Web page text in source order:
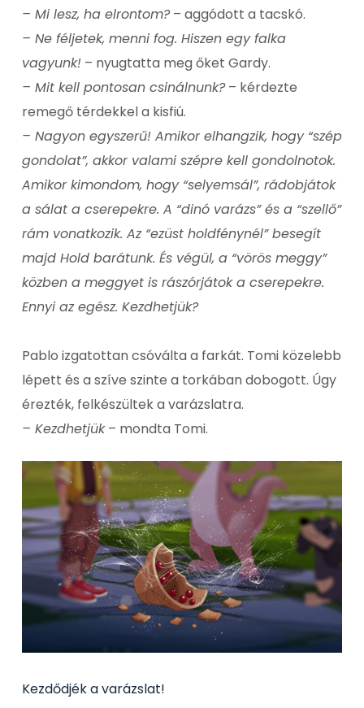
– Mi lesz, ha elrontom?– aggódott a tacskó.
– Ne féljetek, menni fog. Hiszen egy falka
vagyunk!– nyugtatta meg őket Gardy.
– Mit kell pontosan csinálnunk?– kérdezte
remegő térdekkel a kisfiú.
– Nagyon egyszerű! Amikor elhangzik, hogy “szép
gondolat”, akkor valami szépre kell gondolnotok.
Amikor kimondom, hogy “selyemsál”, rádobjátok
a sálat a cserepekre. A “dinó varázs” és a “szellő”
rám vonatkozik. Az “ezüst holdfénynél” besegít
majd Hold barátunk. És végül, a “vörös meggy”
közben a meggyet is rászórjátok a cserepekre.
Ennyi az egész. Kezdhetjük?
Pablo izgatottan csóválta a farkát. Tomi közelebb
lépett és a szíve szinte a torkában dobogott. Úgy
érezték, felkészültek a varázslatra.
– Kezdhetjük– mondta Tomi.
Kezdődjék a varázslat!